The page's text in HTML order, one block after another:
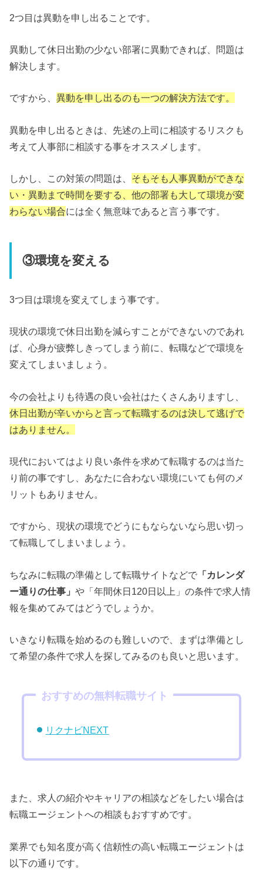
2つ目は異動を申し出ることです。
異動して休日出勤の少ない部署に異動できれば、問題は
解決します。
ですから、異動を申し出るのも一つの解決方法です。
異動を申し出るときは、先述の上司に相談するリスクも
考えて人事部に相談する事をオススメします。
しかし、この対策の問題は、 そもそも人事異動ができな
い・異動まで時間を要する、他の部署も大して環境が変
わらない場合には全く無意味であると言う事です。
③環境を変える
3つ目は環境を変えてしまう事です。
現状の環境で休日出勤を減らすことができないのであれ
ば、心身が疲弊しきってしまう前に、転職などで環境を
変えてしまいましょう。
今の会社よりも待遇の良い会社はたくさんありますし、
休日出勤が辛いからと言って転職するのは決して逃げで
はありません。
現代においてはより良い条件を求めて転職するのは当た
り前の事ですし、あなたに合わない環境にいても何のメ
リットもありません。
ですから、現状の環境でどうにもならないなら思い切っ
て転職してしまいましょう。
ちなみに転職の準備として転職サイトなどで 「カレンダ
ー通りの仕事」や「年間休日120日以上」の条件で求人情
報を集めてみてはどうでしょうか。
いきなり転職を始めるのも難しいので、まずは準備とし
て希望の条件で求人を探してみるのも良いと思います。
おすすめの無料転職サイト
リクナビNEXT
また、求人の紹介やキャリアの相談などをしたい場合は
転職エージェントへの相談もおすすめです。
業界でも知名度が高く信頼性の高い転職エージェントは
以下の通りです。